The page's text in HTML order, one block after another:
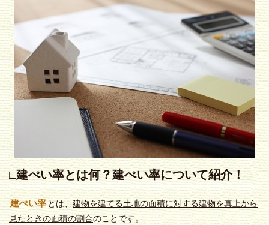
□建ぺい率とは何？建ぺい率について紹介！
建ぺい率とは、建物を建てる土地の面積に対する建物を真上から
見たときの面積の割合のことです。